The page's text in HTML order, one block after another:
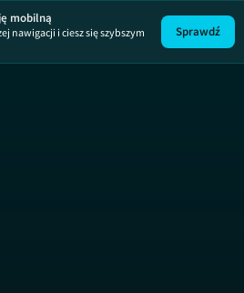
mobilną
nawigacji i ciesz się szybszym
Sprawdź